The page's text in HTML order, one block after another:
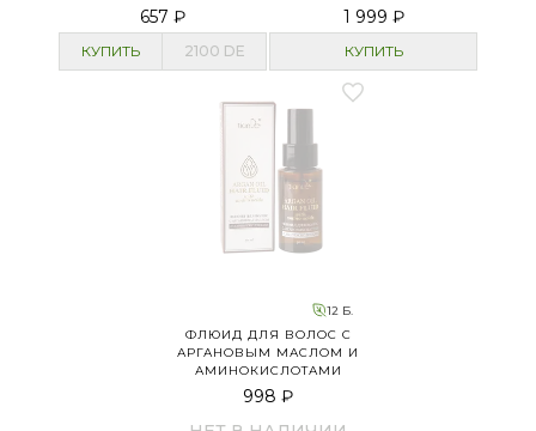
ЭЛАСТИЧНОСТЬ»
657 ₽
КУПИТЬ 2100 DE
1 999 ₽
КУПИТЬ
12 Б.
ФЛЮИД ДЛЯ ВОЛОС С
АРГАНОВЫМ МАСЛОМ И
АМИНОКИСЛОТАМИ
998 ₽